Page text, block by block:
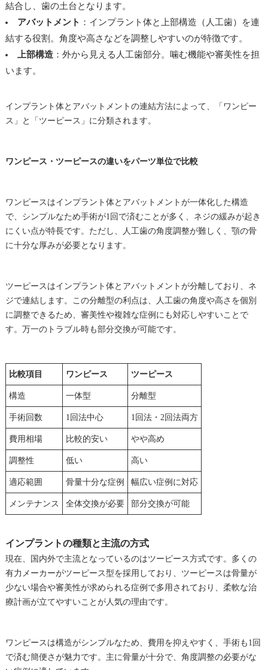
結合し、歯の土台となります。
アバットメント ：インプラント体と上部構造（人工歯）を連
結する役割。角度や高さなどを調整しやすいのが特徴です。
上部構造：外から見える人工歯部分。噛む機能や審美性を担
います。
インプラント体とアバットメントの連結方法によって、「ワンピー
ス」と「ツーピース」に分類されます。
ワンピース・ツーピースの違いをパーツ単位で比較
ワンピースはインプラント体とアバットメントが一体化した構造
で、シンプルなため手術が1回で済むことが多く、ネジの緩みが起き
にくい点が特長です。ただし、人工歯の角度調整が難しく、顎の骨
に十分な厚みが必要となります。
ツーピースはインプラント体とアバットメントが分離しており、ネ
ジで連結します。この分離型の利点は、人工歯の角度や高さを個別
に調整できるため、審美性や複雑な症例にも対応しやすいことで
す。万一のトラブル時も部分交換が可能です。
比較項目 ワンピース ツーピース
構造 一体型 分離型
手術回数 1回法中心 1回法・2回法両方
費用相場 比較的安い やや高め
調整性 低い 高い
適応範囲 骨量十分な症例 幅広い症例に対応
メンテナンス 全体交換が必要 部分交換が可能
インプラントの種類と主流の方式
現在、国内外で主流となっているのはツーピース方式です。多くの
有力メーカーがツーピース型を採用しており、ツーピースは骨量が
少ない場合や審美性が求められる症例で多用されており、柔軟な治
療計画が立てやすいことが人気の理由です。
ワンピースは構造がシンプルなため、費用を抑えやすく、手術も1回
で済む簡便さが魅力です。主に骨量が十分で、角度調整の必要がな